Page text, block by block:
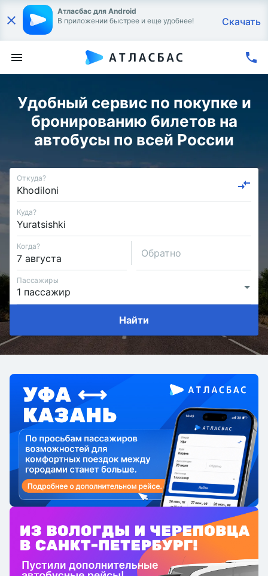
Атласбас для Android
В приложении быстрее и еще удобнее!
Скачать
Удобный сервис по покупке и
бронированию билетов на
автобусы по всей России
Откуда?
Куда?
Когда?
Обратно
Пассажиры
Найти